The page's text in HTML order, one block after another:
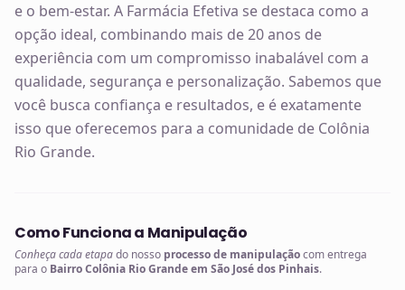
e o bem-estar. A Farmácia Efetiva se destaca como a
opção ideal, combinando mais de 20 anos de
experiência com um compromisso inabalável com a
qualidade, segurança e personalização. Sabemos que
você busca confiança e resultados, e é exatamente
isso que oferecemos para a comunidade de Colônia
Rio Grande.
Como Funciona a Manipulação
Conheça cada etapado nosso processo de manipulaçãocom entrega
para o Bairro Colônia Rio Grande em São José dos Pinhais.